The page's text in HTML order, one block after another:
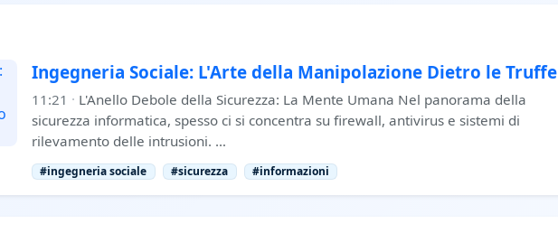
Ingegneria Sociale: L'Arte della Manipolazione Dietro le Truffe
11:21 · L'Anello Debole della Sicurezza: La Mente Umana Nel panorama della
sicurezza informatica, spesso ci si concentra su firewall, antivirus e sistemi di
rilevamento delle intrusioni. …
#ingegneria sociale #sicurezza #informazioni